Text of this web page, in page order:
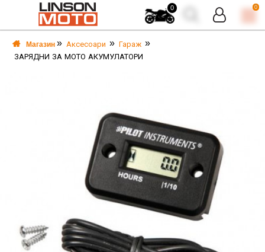
0 0
Магазин Аксесоари
Гараж
ЗАРЯДНИ ЗА МОТО АКУМУЛАТОРИ